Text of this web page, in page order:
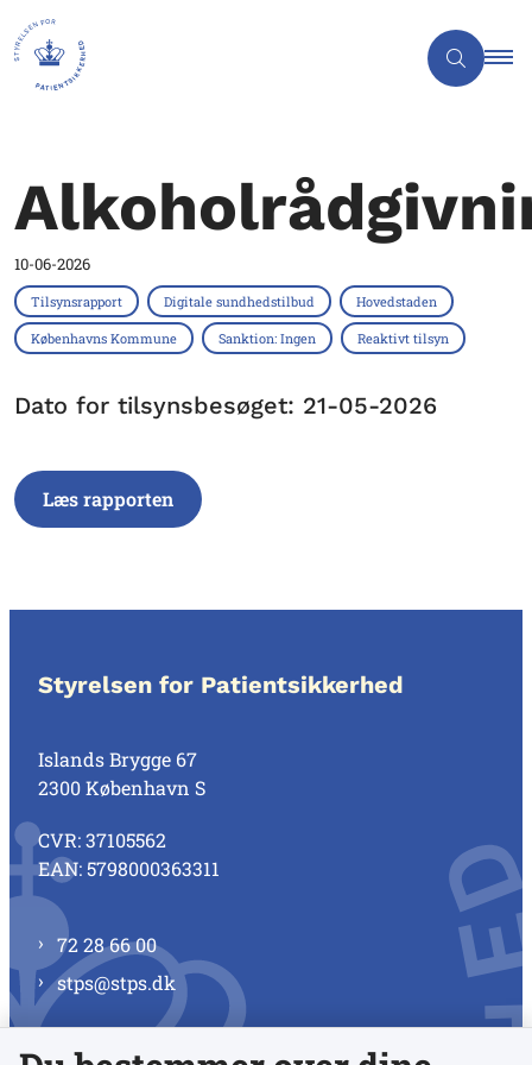
10-06-2026
Tilsynsrapport Digitale sundhedstilbud Hovedstaden
Københavns Kommune Sanktion: Ingen Reaktivt tilsyn
Dato for tilsynsbesøget: 21-05-2026
Læs rapporten
Styrelsen for Patientsikkerhed
Islands Brygge 67
2300 København S
CVR: 37105562
EAN: 5798000363311
72 28 66 00
stps@stps.dk